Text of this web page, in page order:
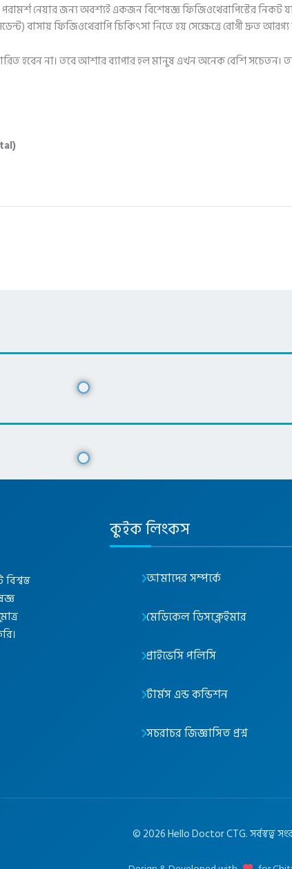
নেয়ার জন্য অবশ্যই একজন বিশেষজ্ঞ ফিজিওথেরাপিস্টের নিকট
বাসায় ফিজিওথেরাপি চিকিৎসা নিতে হয় সেক্ষেত্রে রোগী দ্রুত
হবেন না। তবে আশার ব্যাপার হল মানুষ এখন অনেক বেশি সচেতন।
কুইক লিংকস
আমাদের সম্পর্কে
মেডিকেল ডিসক্লেইমার
প্রাইভেসি পলিসি
টার্মস এন্ড কন্ডিশন
সচরাচর জিজ্ঞাসিত প্রশ্ন
© 2026Hello Doctor CTG. সর্বস্বত্ব